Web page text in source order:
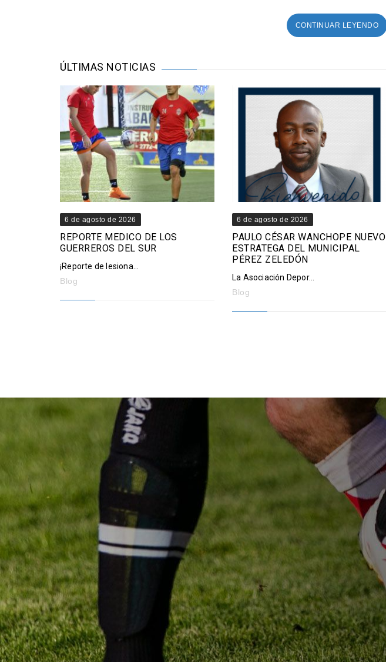
CONTINUAR LEYENDO
ÚLTIMAS NOTICIAS
6 de agosto de 2026
REPORTE MEDICO DE LOS
GUERREROS DEL SUR
¡Reporte de lesiona...
Blog
6 de agosto de 2026
PAULO CÉSAR WANCHOPE NUEVO
ESTRATEGA DEL MUNICIPAL
PÉREZ ZELEDÓN
La Asociación Depor...
Blog